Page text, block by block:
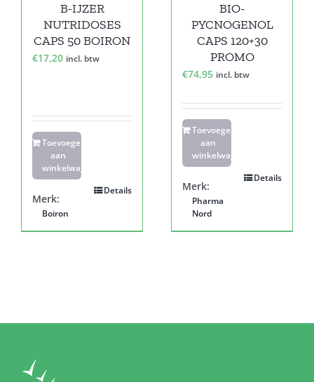
B-IJZER
NUTRIDOSES
CAPS 50 BOIRON
€17,20 incl. btw
Toevoegen
aan
winkelwagen
Details
Merk:
Boiron
BIO-
PYCNOGENOL
CAPS 120+30
PROMO
€74,95 incl. btw
Toevoegen
aan
winkelwagen
Details
Merk:
Pharma
Nord